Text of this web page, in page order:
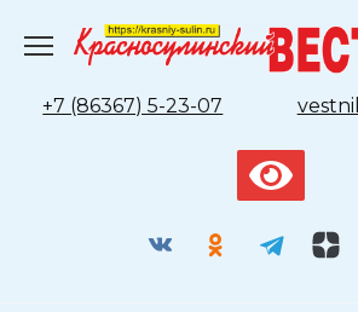
содержанию
+7 (86367) 5-23-07